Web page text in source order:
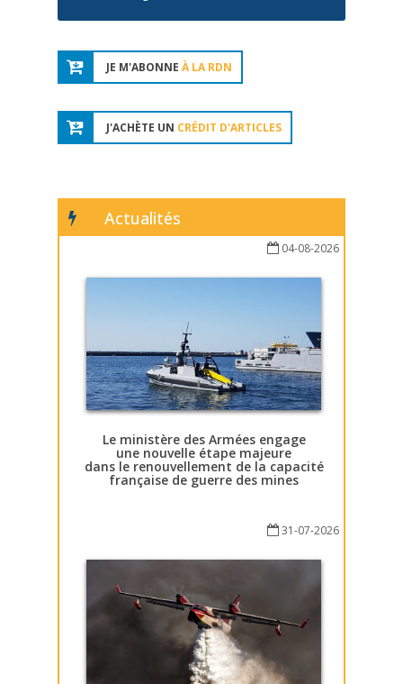
JE M'ABONNE À LA RDN
J'ACHÈTE UN CRÉDIT D'ARTICLES
Actualités
04-08-2026
Le ministère des Armées engage
une nouvelle étape majeure
dans le renouvellement de la capacité
française de guerre des mines
31-07-2026